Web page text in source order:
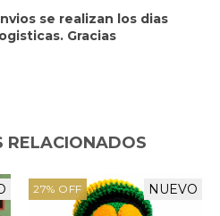
se realizan los dias
Gracias
RELACIONADOS
27% OFF NUEVO